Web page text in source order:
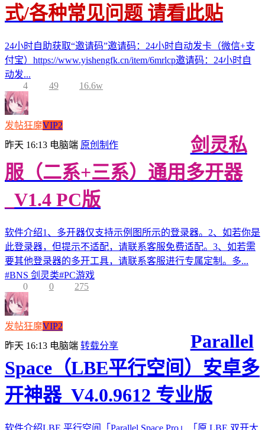
式/各种常见问题 请看此贴
24小时自助获取“邀请码”邀请码：24小时自动发卡（微信+支
付宝）https://www.yishengfk.cn/item/6mrlcp邀请码：24小时自
动发...
4
49 16.6w
发帖狂魔VIP2
昨天 16:13 电脑端 原创制作
剑灵私
服（二系+三系）通用多开器
_V1.4 PC版
软件介绍1、多开器仅支持示例图所示的登录器。2、如若你是
此登录器，但提示不适配，请联系客服免费适配。3、如若需
要其他登录器的多开工具，请联系客服进行专属定制。多...
#BNS 剑灵类#PC游戏
0
0 275
发帖狂魔VIP2
昨天 16:13 电脑端 转载分享
Parallel
Space（LBE平行空间）安卓多
开神器_V4.0.9612 专业版
软件介绍LBE 平行空间「Parallel Space Pro」「原 LBE 双开大